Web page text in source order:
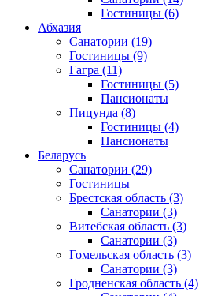
Гостиницы (6)
Абхазия
Санатории (19)
Гостиницы (9)
Гагра (11)
Гостиницы (5)
Пансионаты
Пицунда (8)
Гостиницы (4)
Пансионаты
Беларусь
Санатории (29)
Гостиницы
Брестская область (3)
Санатории (3)
Витебская область (3)
Санатории (3)
Гомельская область (3)
Санатории (3)
Гродненская область (4)